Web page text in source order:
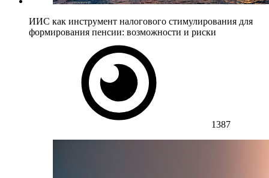
ИИС как инструмент налогового стимулирования для
формирования пенсии: возможности и риски
1387